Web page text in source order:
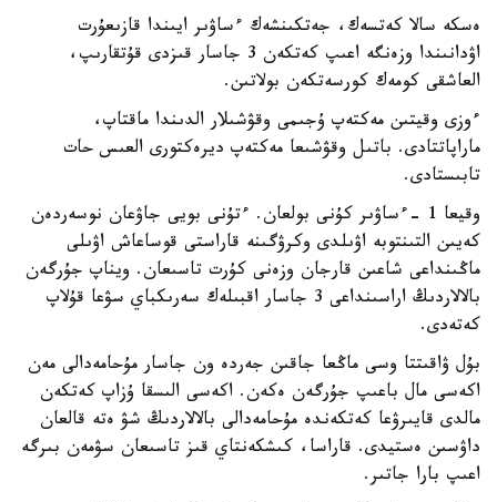
ەسكە سالا كەتسەك، جەتكىنشەك ءساۋىر ايىندا قازىعۇرت
اۋدانىندا وزەنگە اعىپ كەتكەن 3 جاسار قىزدى قۇتقارىپ،
العاشقى كومەك كورسەتكەن بولاتىن.
ءوزى وقيتىن مەكتەپ ۇجىمى وقۋشىلار الدىندا ماقتاپ،
ماراپاتتادى. باتىل وقۋشىعا مەكتەپ ديرەكتورى العىس حات
تابىستادى.
وقيعا 1 -ءساۋىر كۇنى بولعان. ءتۇنى بويى جاۋعان نوسەردەن
كەيىن التىنتوبە اۋىلدى وكرۋگىنە قاراستى قوساعاش اۋىلى
ماڭىنداعى شاعىن قارجان وزەنى كۇرت تاسىعان. ويناپ جۇرگەن
بالالاردىڭ اراسىنداعى 3 جاسار اقبىلەك سەرىكباي سۋعا قۇلاپ
كەتەدى.
بۇل ۋاقىتتا وسى ماڭعا جاقىن جەردە ون جاسار مۇحامەدالى مەن
اكەسى مال باعىپ جۇرگەن ەكەن. اكەسى الىسقا ۇزاپ كەتكەن
مالدى قايىرۋعا كەتكەندە مۇحامەدالى بالالاردىڭ شۋ ەتە قالعان
داۋسىن ەستيدى. قاراسا، كىشكەنتاي قىز تاسىعان سۋمەن بىرگە
اعىپ بارا جاتىر.